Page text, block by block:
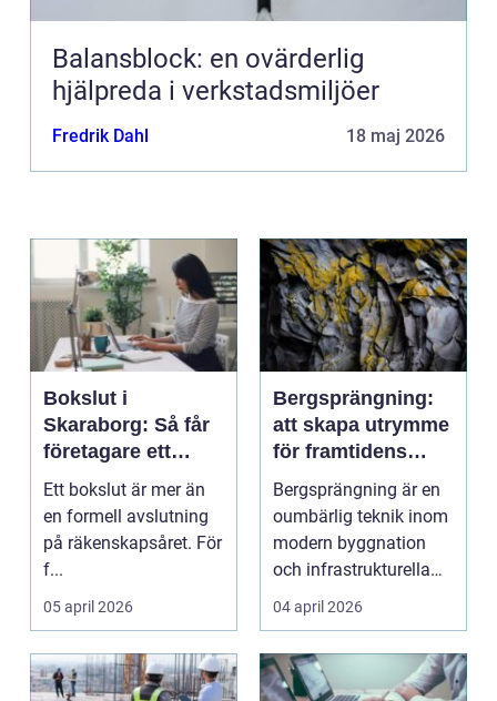
Balansblock: en ovärderlig
hjälpreda i verkstadsmiljöer
Fredrik Dahl 18 maj 2026
Bokslut i
Skaraborg: Så får
företagare ett
tryggt avslut på
året
Ett bokslut är mer än
en formell avslutning
på räkenskapsåret. För
f...
05 april 2026
Bergsprängning:
att skapa utrymme
för framtidens
infrastruktur
Bergsprängning är en
oumbärlig teknik inom
modern byggnation
och infrastrukturella
fr...
04 april 2026